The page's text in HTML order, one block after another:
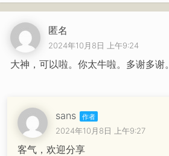
匿名
2024年10月8日 上午9:24
大神，可以啦。你太牛啦。多谢多谢。
sans
2024年10月8日 上午9:27
客气，欢迎分享